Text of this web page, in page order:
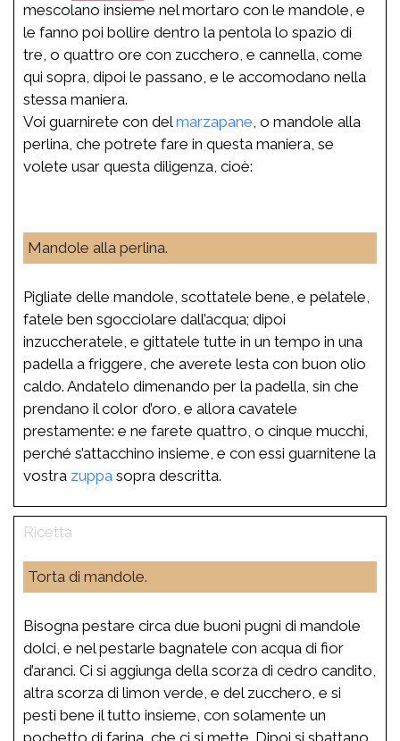
mescolano insieme nel mortaro con le mandole, e
le fanno poi bollire dentro la pentola lo spazio di
tre, o quattro ore con zucchero, e cannella, come
qui sopra, dipoi le passano, e le accomodano nella
stessa maniera.
Voi guarnirete con delmarzapane , o mandole alla
perlina, che potrete fare in questa maniera, se
volete usar questa diligenza, cioè:
Mandole alla perlina.
Pigliate delle mandole, scottatele bene, e pelatele,
fatele ben sgocciolare dall’acqua; dipoi
inzuccheratele, e gittatele tutte in un tempo in una
padella a friggere, che averete lesta con buon olio
caldo. Andatelo dimenando per la padella, sin che
prendano il color d’oro, e allora cavatele
prestamente: e ne farete quattro, o cinque mucchi,
perché s’attacchino insieme, e con essi guarnitene la
vostra zuppa sopra descritta.
Torta di mandole.
Bisogna pestare circa due buoni pugni di mandole
dolci, e nel pestarle bagnatele con acqua di fior
d’aranci. Ci si aggiunga della scorza di cedro candito,
altra scorza di limon verde, e del zucchero, e si
pesti bene il tutto insieme, con solamente un
pochetto di farina, che ci si mette. Dipoi si sbattano